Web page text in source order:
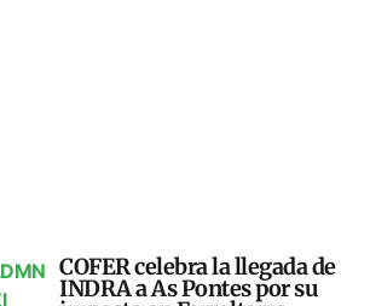
COFER celebra la llegada de
INDRA a As Pontes por su